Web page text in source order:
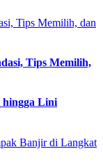
Tips Memilih,
hingga Lini